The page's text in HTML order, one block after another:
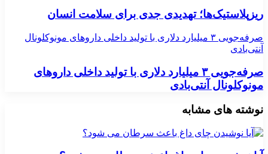
ریزپلاستیک‌ها؛ تهدیدی جدی برای سلامت انسان
صرفه‌جویی ۳ میلیارد دلاری با تولید داخلی داروهای مونوکلونال
آنتی‌بادی
صرفه‌جویی ۳ میلیارد دلاری با تولید داخلی داروهای
مونوکلونال آنتی‌بادی
نوشته های مشابه